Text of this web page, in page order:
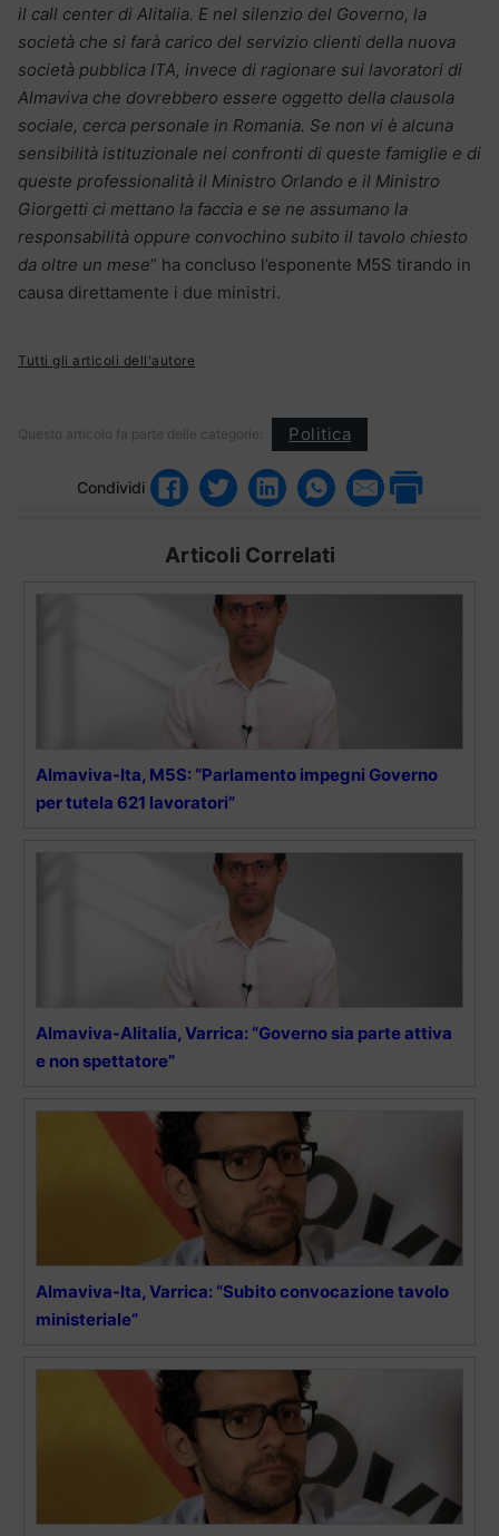
il call center di Alitalia. E nel silenzio del Governo, la
società che si farà carico del servizio clienti della nuova
società pubblica ITA, invece di ragionare sui lavoratori di
Almaviva che dovrebbero essere oggetto della clausola
sociale, cerca personale in Romania. Se non vi è alcuna
sensibilità istituzionale nei confronti di queste famiglie e di
queste professionalità il Ministro Orlando e il Ministro
Giorgetti ci mettano la faccia e se ne assumano la
responsabilità oppure convochino subito il tavolo chiesto
da oltre un mese” ha concluso l’esponente M5S tirando in
causa direttamente i due ministri.
Tutti gli articoli dell'autore
Questo articolo fa parte delle categorie: Politica
Condividi
Articoli Correlati
Almaviva-Ita, M5S: “Parlamento impegni Governo
per tutela 621 lavoratori”
Almaviva-Alitalia, Varrica: “Governo sia parte attiva
e non spettatore”
Almaviva-Ita, Varrica: “Subito convocazione tavolo
ministeriale”